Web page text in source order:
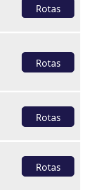
Rotas
Rotas
Rotas
Rotas